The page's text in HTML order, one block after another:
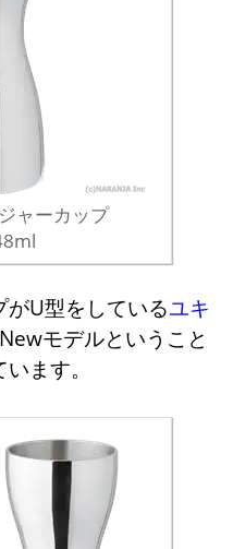
ャーカップ
がU型をしているユキ
モデルということ
ます。